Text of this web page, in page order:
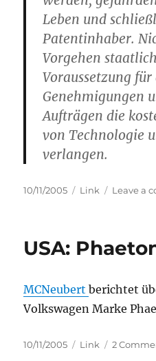
Leben und
Patentinhaber.
Vorgehen
Voraussetzung
Genehmigungen
Aufträgen die
von Technologie
verlangen.
Posted
10/11/2005 Categories
Link Leave a
USA:
MCNeubertberichtet
Volkswagen Marke
Posted
10/11/2005 Categories
Link 2